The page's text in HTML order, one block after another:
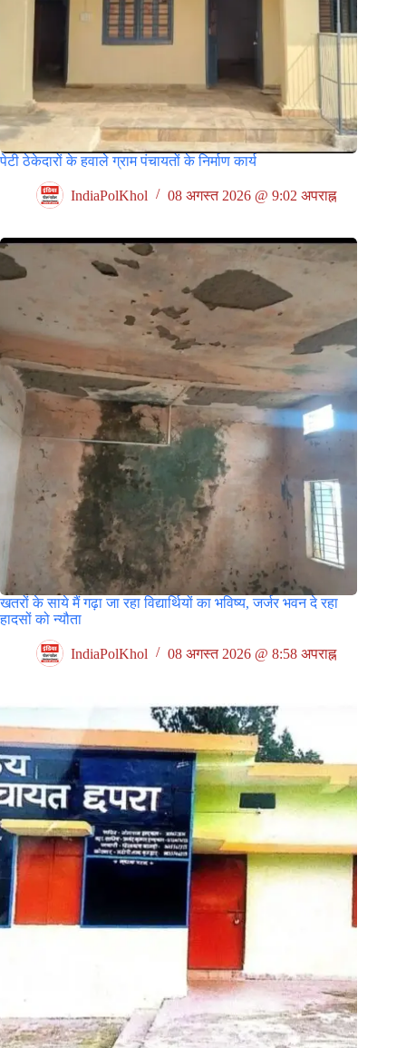
पेटी ठेकेदारों के हवाले ग्राम पंचायतों के निर्माण कार्य
IndiaPolKhol 08 अगस्त 2026 @ 9:02 अपराह्न
खतरों के साये मैं गढ़ा जा रहा विद्यार्थियों का भविष्य, जर्जर भवन दे रहा
हादसों को न्यौता
IndiaPolKhol 08 अगस्त 2026 @ 8:58 अपराह्न